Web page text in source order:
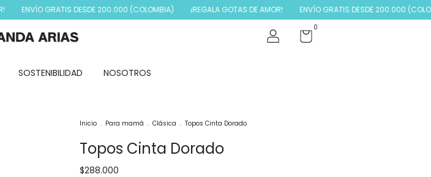
ENVÍO GRATIS DESDE 200.000 (COLOMBIA) ¡REGALA GOTAS DE AMOR! ENVÍO GRATIS DESDE 200.000
0
SOSTENIBILIDAD NOSOTROS
Inicio . Para mamá . Clásica . Topos Cinta Dorado
Topos Cinta Dorado
$288.000